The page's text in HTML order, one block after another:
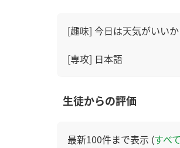
[趣味] 今日は天気がいい
[専攻] 日本語
生徒からの評価
最新100件まで表示 (すべ